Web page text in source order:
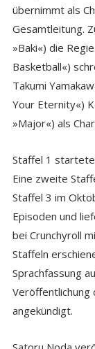
übernimmt als
Gesamtleitung.
»Baki«) die
Basketball«)
Takumi
Your Eternity«)
»Major«) als
Staffel 1 startete
Eine zweite
Staffel 3 im
Episoden und
bei Crunchyroll
Staffeln
Sprachfassung
Veröffentlichung
angekündigt.